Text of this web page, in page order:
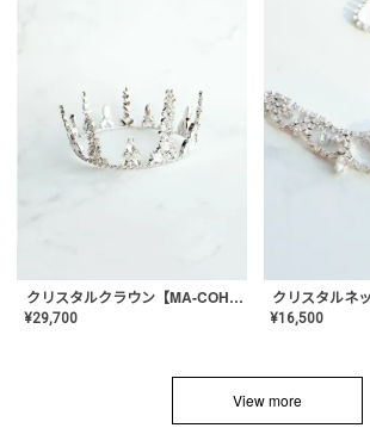
クリスタルクラウン【MA-COHD-01】韓国風クラウン/ウェディングクラウン/ティアラ
¥29,700 ¥16,500
View more